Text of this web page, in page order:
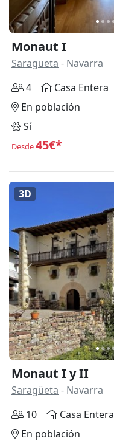
Monaut I
Saragüeta - Navarra
4
Casa Entera
En población
Sí
Desde45€*
Anterior
3D
Monaut I y II
Saragüeta - Navarra
10
Casa Entera
En población